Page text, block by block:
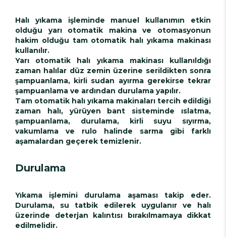
Halı yıkama işleminde manuel kullanımın etkin
olduğu yarı otomatik makina ve otomasyonun
hakim olduğu tam otomatik halı yıkama makinası
kullanılır.
Yarı otomatik halı yıkama makinası kullanıldığı
zaman halılar düz zemin üzerine serildikten sonra
şampuanlama, kirli sudan ayırma gerekirse tekrar
şampuanlama ve ardından durulama yapılır.
Tam otomatik halı yıkama makinaları tercih edildiği
zaman halı, yürüyen bant sisteminde ıslatma,
şampuanlama, durulama, kirli suyu sıyırma,
vakumlama ve rulo halinde sarma gibi farklı
aşamalardan geçerek temizlenir.
Durulama
Yıkama işlemini durulama aşaması takip eder.
Durulama, su tatbik edilerek uygulanır ve halı
üzerinde deterjan kalıntısı bırakılmamaya dikkat
edilmelidir.